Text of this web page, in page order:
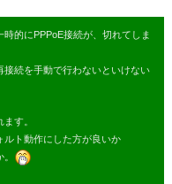
的にPPPoE接続が、切れてしま
続を手動で行わないといけない
す。
ルト動作にした方が良いか